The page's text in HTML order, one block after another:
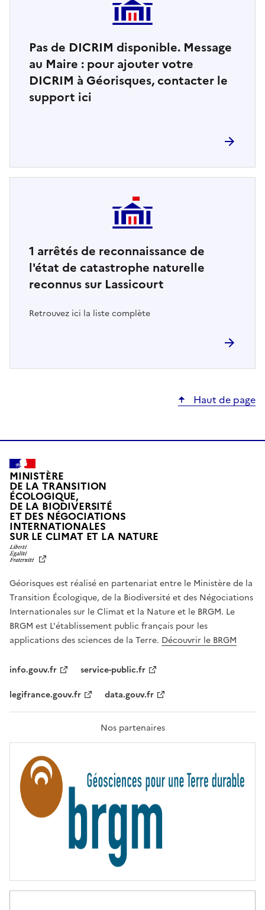
Pas de DICRIM disponible. Message
au Maire : pour ajouter votre
DICRIM à Géorisques, contacter le
support ici
1 arrêtés de reconnaissance de
l'état de catastrophe naturelle
reconnus sur Lassicourt
Retrouvez ici la liste complète
Haut de page
MINISTÈRE
DE LA TRANSITION
ÉCOLOGIQUE,
DE LA BIODIVERSITÉ
ET DES NÉGOCIATIONS
INTERNATIONALES
SUR LE CLIMAT ET LA NATUREL
T
É
,
É
G
A
L
F
A
T
R
T
É
Géorisques est réalisé en partenariat entre le Ministère de la
Transition Écologique, de la Biodiversité et des Négociations
Internationales sur le Climat et la Nature et le BRGM. Le
BRGM est L'établissement public français pour les
applications des sciences de la Terre. Découvrir le BRGM
info.gouv.fr
service-public.fr
legifrance.gouv.fr
data.gouv.fr
Nos partenaires